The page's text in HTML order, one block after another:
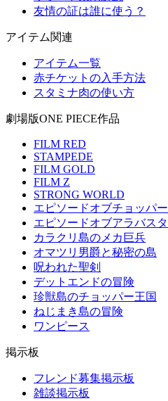
友情の証は誰に使う？
アイテム関連
アイテム一覧
赤チケットの入手方法
スタミナ肉の使い方
劇場版ONE PIECE作品
FILM RED
STAMPEDE
FILM GOLD
FILM Z
STRONG WORLD
エピソードオブチョッパー
エピソードオブアラバスタ
カラクリ島のメカ巨兵
オマツリ男爵と秘密の島
呪われた聖剣
デットエンドの冒険
珍獣島のチョッパー王国
ねじまき島の冒険
ワンピース
掲示板
フレンド募集掲示板
雑談掲示板